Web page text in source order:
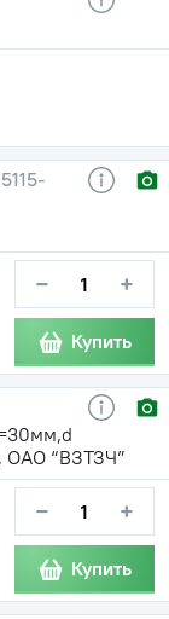
− +
Купить
ОАО “ВЗТЗЧ”
− +
Купить